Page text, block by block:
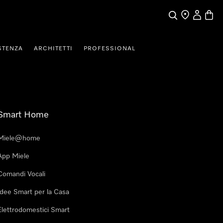
CercaRicerca
Il mio
ARCHITETTI PROFESSIONAL
Home
Miele
Vocali
Smart per la Casa
Smart